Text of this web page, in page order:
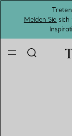
Melden Sie